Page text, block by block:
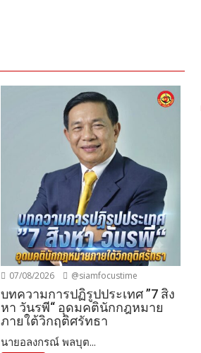
07/08/2026 @siamfocustime
บทความการปฏิรูปประเทศ ”7 สิง
หา วันรพี“ อุดมคตินักกฎหมาย
ภายใต้วิกฤติศรัทธา
นายอลงกรณ์ พลบุต...